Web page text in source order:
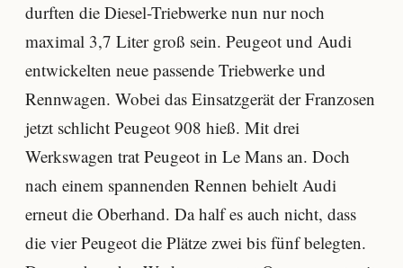
durften die Diesel-Triebwerke nun nur noch
maximal 3,7 Liter groß sein. Peugeot und Audi
entwickelten neue passende Triebwerke und
Rennwagen. Wobei das Einsatzgerät der Franzosen
jetzt schlicht Peugeot 908 hieß. Mit drei
Werkswagen trat Peugeot in Le Mans an. Doch
nach einem spannenden Rennen behielt Audi
erneut die Oberhand. Da half es auch nicht, dass
die vier Peugeot die Plätze zwei bis fünf belegten.